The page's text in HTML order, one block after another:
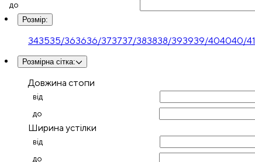
до
Розмір:
343535/363636/373737/383838/393939/404040/41
Розмірна сітка:
Довжина стопи
від
до
Ширина устілки
від
до